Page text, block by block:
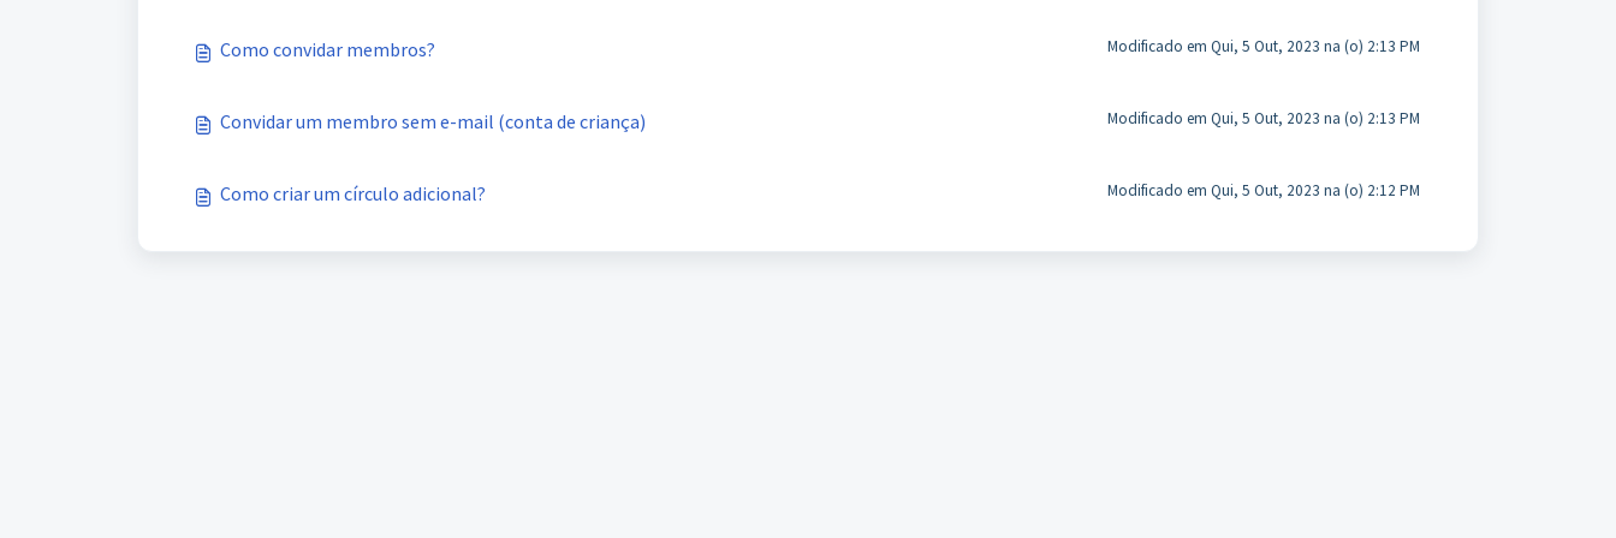
Como convidar membros? Modificado em Qui, 5 Out, 2023 na (o) 2:13 PM
Convidar um membro sem e-mail (conta de criança) Modificado em Qui, 5 Out, 2023 na (o) 2:13 PM
Como criar um círculo adicional? Modificado em Qui, 5 Out, 2023 na (o) 2:12 PM